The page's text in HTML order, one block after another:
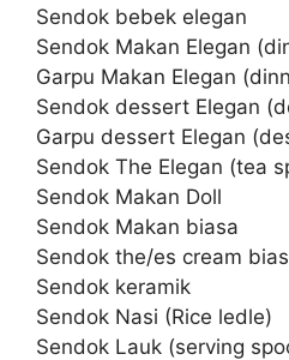
Sendok bebek elegan
Sendok Makan Elegan
Garpu Makan Elegan
Sendok dessert Elegan
Garpu dessert Elegan
Sendok The Elegan (tea
Sendok Makan Doll
Sendok Makan biasa
Sendok the/es cream
Sendok keramik
Sendok Nasi (Rice ledle)
Sendok Lauk (serving